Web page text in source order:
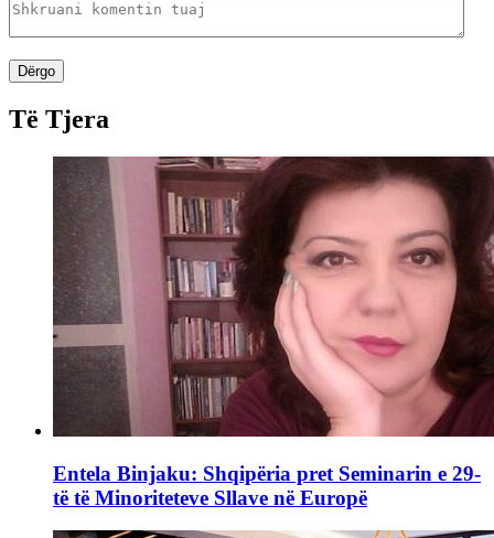
Dërgo
Të Tjera
Entela Binjaku: Shqipëria pret Seminarin e 29-
të të Minoriteteve Sllave në Europë